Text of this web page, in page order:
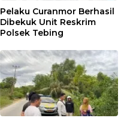
Pelaku Curanmor Berhasil
Dibekuk Unit Reskrim
Polsek Tebing